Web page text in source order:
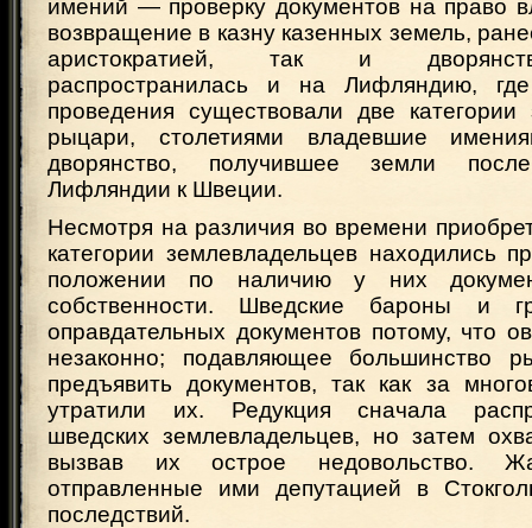
имений — проверку документов на право
возвращение в казну казенных земель,
аристократией, так и
распространилась и на Лифляндию,
проведения существовали две категории
рыцари, столетиями владевшие
дворянство, получившее земли
Лифляндии к Швеции.
Несмотря на различия во времени
категории землевладельцев находились
положении по наличию у них
собственности. Шведские бароны и
оправдательных документов потому, что
незаконно; подавляющее большинство
предъявить документов, так как за
утратили их. Редукция сначала
шведских землевладельцев, но затем
вызвав их острое недовольство.
отправленные ими депутацией в
последствий.